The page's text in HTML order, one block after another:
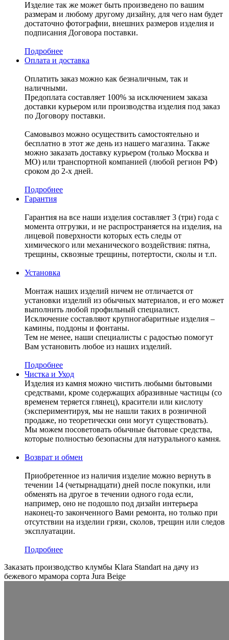
Изделие так же может быть произведено по вашим
размерам и любому другому дизайну, для чего нам будет
достаточно фотографии, внешних размеров изделия и
подписания Договора поставки.
Подробнее
Оплата и доставка
Оплатить заказ можно как безналичным, так и
наличными.
Предоплата составляет 100% за исключением заказа
доставки курьером или производства изделия под заказ
по Договору поставки.
Самовывоз можно осуществить самостоятельно и
бесплатно в этот же день из нашего магазина. Также
можно заказать доставку курьером (только Москва и
МО) или транспортной компанией (любой регион РФ)
сроком до 2-х дней.
Подробнее
Гарантия
Гарантия на все наши изделия составляет 3 (три) года с
момента отгрузки, и не распространяется на изделия, на
лицевой поверхности которых есть следы от
химического или механического воздействия: пятна,
трещины, сквозные трещины, потертости, сколы и т.п.
Установка
Монтаж наших изделий ничем не отличается от
установки изделий из обычных материалов, и его может
выполнить любой профильный специалист.
Исключение составляют крупногабаритные изделия –
камины, поддоны и фонтаны.
Тем не менее, наши специалисты с радостью помогут
Вам установить любое из наших изделий.
Подробнее
Чистка и Уход
Изделия из камня можно чистить любыми бытовыми
средствами, кроме содержащих абразивные частицы (со
временем теряется глянец), красители или кислоту
(экспериментируя, мы не нашли таких в розничной
продаже, но теоретически они могут существовать).
Мы можем посоветовать обычные бытовые средства,
которые полностью безопасны для натурального камня.
Возврат и обмен
Приобретенное из наличия изделие можно вернуть в
течении 14 (четырнадцати) дней после покупки, или
обменять на другое в течении одного года если,
например, оно не подошло под дизайн интерьера
наконец-то законченного Вами ремонта, но только при
отсутствии на изделии грязи, сколов, трещин или следов
эксплуатации.
Подробнее
Заказать производство клумбы Klara Standart на дачу из
бежевого мрамора сорта Jura Beige